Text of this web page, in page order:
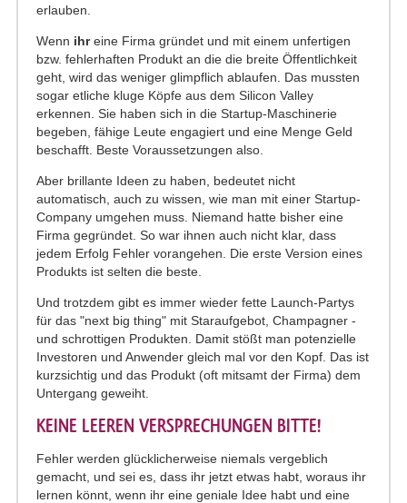
erlauben.
Wenn ihreine Firma gründet und mit einem unfertigen
bzw. fehlerhaften Produkt an die die breite Öffentlichkeit
geht, wird das weniger glimpflich ablaufen. Das mussten
sogar etliche kluge Köpfe aus dem Silicon Valley
erkennen. Sie haben sich in die Startup-Maschinerie
begeben, fähige Leute engagiert und eine Menge Geld
beschafft. Beste Voraussetzungen also.
Aber brillante Ideen zu haben, bedeutet nicht
automatisch, auch zu wissen, wie man mit einer Startup-
Company umgehen muss. Niemand hatte bisher eine
Firma gegründet. So war ihnen auch nicht klar, dass
jedem Erfolg Fehler vorangehen. Die erste Version eines
Produkts ist selten die beste.
Und trotzdem gibt es immer wieder fette Launch-Partys
für das "next big thing" mit Staraufgebot, Champagner -
und schrottigen Produkten. Damit stößt man potenzielle
Investoren und Anwender gleich mal vor den Kopf. Das ist
kurzsichtig und das Produkt (oft mitsamt der Firma) dem
Untergang geweiht.
KEINE LEEREN VERSPRECHUNGEN BITTE!
Fehler werden glücklicherweise niemals vergeblich
gemacht, und sei es, dass ihr jetzt etwas habt, woraus ihr
lernen könnt, wenn ihr eine geniale Idee habt und eine